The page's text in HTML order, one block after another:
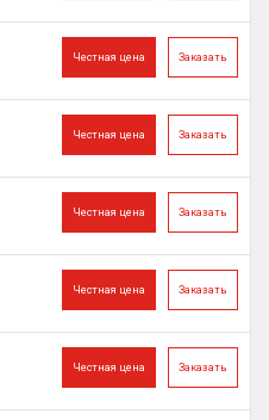
Заказать
Честная цена
Заказать
Честная цена
Заказать
Честная цена
Заказать
Честная цена
Заказать
Честная цена